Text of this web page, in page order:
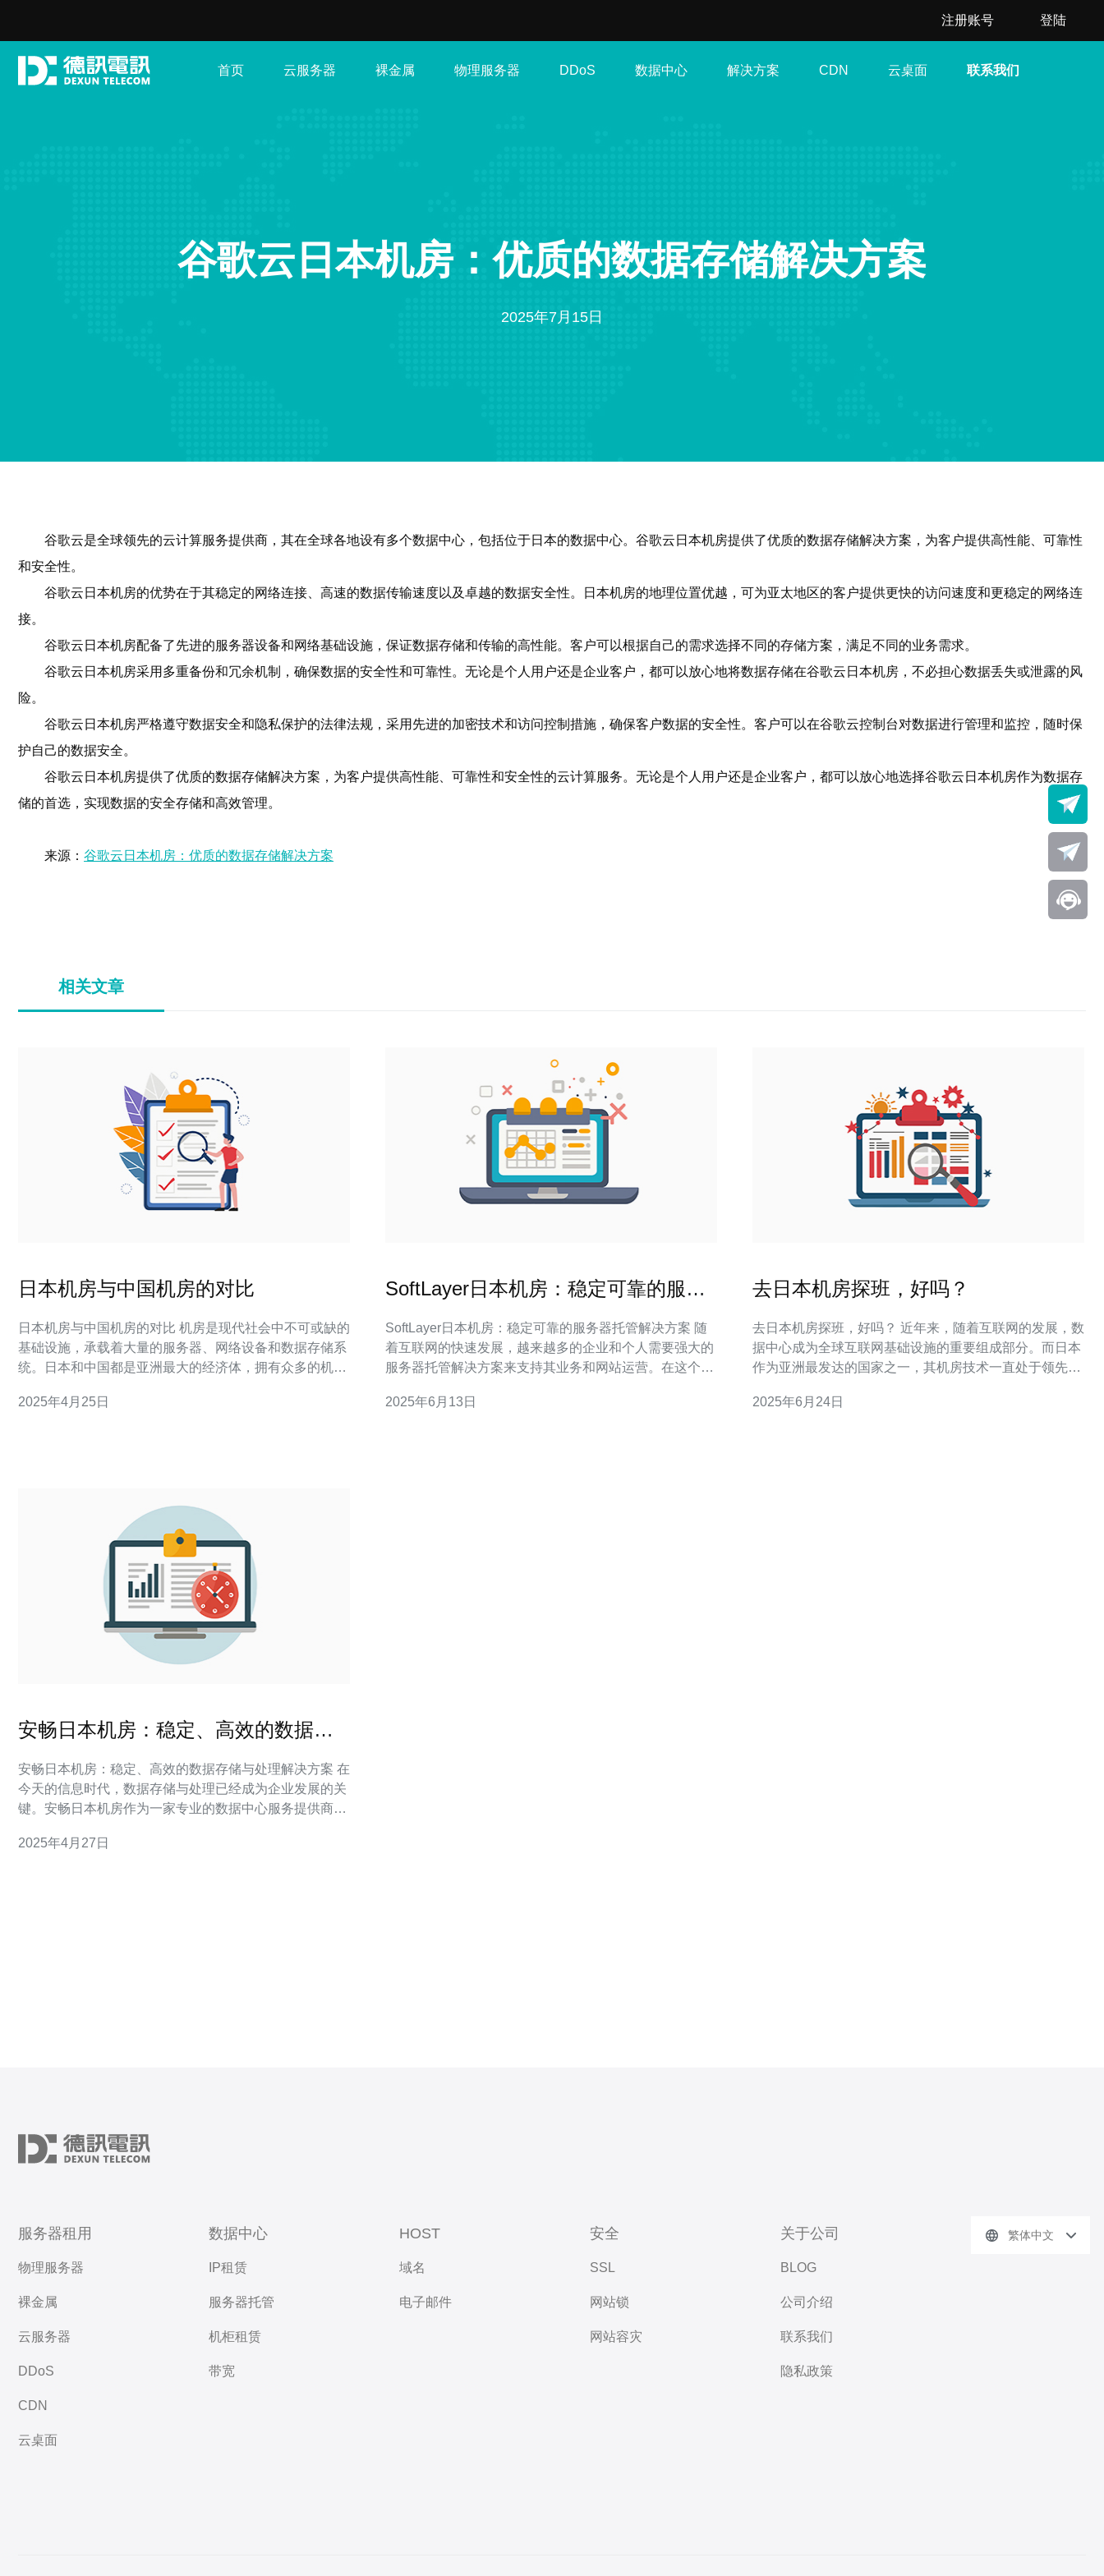
注册账号 登陆
首页 云服务器 裸金属 物理服务器 DDoS 数据中心 解决方案 CDN 云桌面 联系我们
谷歌云日本机房：优质的数据存储解决方案
2025年7月15日
谷歌云是全球领先的云计算服务提供商，其在全球各地设有多个数据中心，包括位于日本的数据中心。谷歌云日本机房提供了优质的数据存储解决方案，为客户提供高性能、可靠性
和安全性。
谷歌云日本机房的优势在于其稳定的网络连接、高速的数据传输速度以及卓越的数据安全性。日本机房的地理位置优越，可为亚太地区的客户提供更快的访问速度和更稳定的网络连
接。
谷歌云日本机房配备了先进的服务器设备和网络基础设施，保证数据存储和传输的高性能。客户可以根据自己的需求选择不同的存储方案，满足不同的业务需求。
谷歌云日本机房采用多重备份和冗余机制，确保数据的安全性和可靠性。无论是个人用户还是企业客户，都可以放心地将数据存储在谷歌云日本机房，不必担心数据丢失或泄露的风
险。
谷歌云日本机房严格遵守数据安全和隐私保护的法律法规，采用先进的加密技术和访问控制措施，确保客户数据的安全性。客户可以在谷歌云控制台对数据进行管理和监控，随时保
护自己的数据安全。
谷歌云日本机房提供了优质的数据存储解决方案，为客户提供高性能、可靠性和安全性的云计算服务。无论是个人用户还是企业客户，都可以放心地选择谷歌云日本机房作为数据存
储的首选，实现数据的安全存储和高效管理。
来源： 谷歌云日本机房：优质的数据存储解决方案
相关文章
日本机房与中国机房的对比
日本机房与中国机房的对比 机房是现代社会中不可或缺的
基础设施，承载着大量的服务器、网络设备和数据存储系
统。日本和中国都是亚洲最大的经济体，拥有众多的机房
安全性等方面的差异。 日本机房和中国机房在设备方面有
2025年4月25日
SoftLayer日本机房：稳定可靠的服务
SoftLayer日本机房：稳定可靠的服务器托管解决方案 随
着互联网的快速发展，越来越多的企业和个人需要强大的
服务器托管解决方案来支持其业务和网站运营。在这个领
供了稳定可靠的服务器托管服务，满足客户的各种需求。
2025年6月13日
去日本机房探班，好吗？
去日本机房探班，好吗？ 近年来，随着互联网的发展，数
据中心成为全球互联网基础设施的重要组成部分。而日本
作为亚洲最发达的国家之一，其机房技术一直处于领先地
机房以其先进的技术和严谨的管理而闻名于世。在机房探
2025年6月24日
安畅日本机房：稳定、高效的数据存
安畅日本机房：稳定、高效的数据存储与处理解决方案 在
今天的信息时代，数据存储与处理已经成为企业发展的关
键。安畅日本机房作为一家专业的数据中心服务提供商，
案。本文将介绍安畅日本机房的优势以及其提供的服务。
2025年4月27日
服务器租用
物理服务器
裸金属
云服务器
DDoS
CDN
云桌面
数据中心
IP租赁
服务器托管
机柜租赁
带宽
HOST
域名
电子邮件
安全
SSL
网站锁
网站容灾
关于公司
BLOG
公司介绍
联系我们
隐私政策
繁体中文